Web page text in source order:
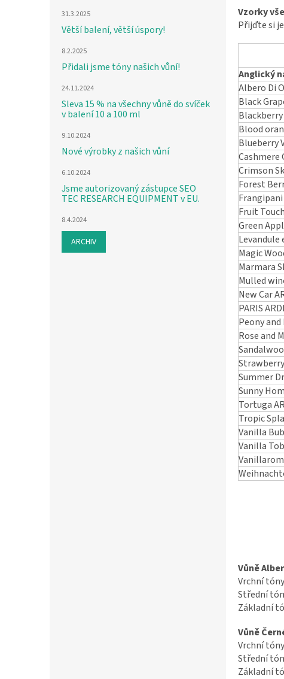
31.3.2025
Větší balení, větší úspory!
8.2.2025
Přidali jsme tóny našich vůní!
24.11.2024
Sleva 15 % na všechny vůně do svíček
v balení 10 a 100 ml
9.10.2024
Nové výrobky z našich vůní
6.10.2024
Jsme autorizovaný zástupce SEO
TEC RESEARCH EQUIPMENT v EU.
8.4.2024
ARCHIV
Vzorky
Přijďte si
Anglický
Albero Di
Black
Blackberry
Blood
Blueberry
Cashmere
Crimson
Forest
Frangipani
Fruit
Green
Levandule
Magic
Marmara
Mulled
New Car
PARIS
Peony and
Rose and
Strawberry
Summer
Sunny
Tortuga
Tropic
Vanilla
Vanilla
Vůně
Vrchní
Střední
Základní
Vůně
Vrchní
Střední
Základní